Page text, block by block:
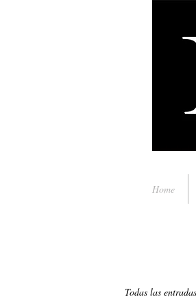
Home
Todas las entradas